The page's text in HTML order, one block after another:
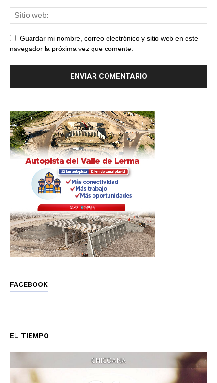
Guardar mi nombre, correo electrónico y sitio web en este
navegador la próxima vez que comente.
FACEBOOK
EL TIEMPO
CHICOANA